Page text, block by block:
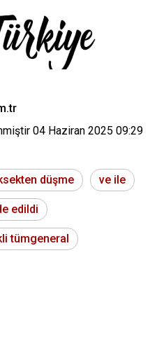
04 Haziran 2025 09:29
düşme ve ile
edildi
tümgeneral